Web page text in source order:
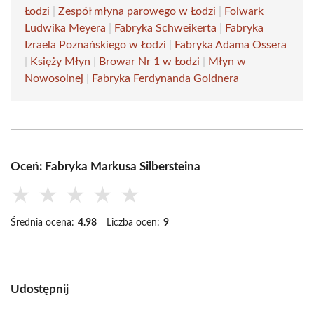
Łodzi Zespół młyna parowego w Łodzi
Folwark
Ludwika Meyera
Fabryka Schweikerta
Fabryka
Izraela Poznańskiego w Łodzi
Fabryka Adama Ossera
Księży Młyn Browar Nr 1 w Łodzi
Młyn w
Nowosolnej
Fabryka Ferdynanda Goldnera
Oceń: Fabryka Markusa Silbersteina
★ ★ ★ ★ ★
Średnia ocena: 4.98 Liczba ocen: 9
Udostępnij